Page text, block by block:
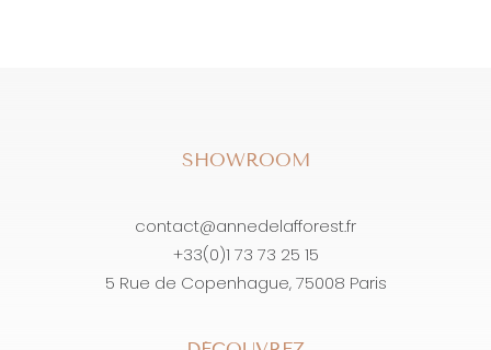
SHOWROOM
contact@annedelafforest.fr
+33(0)1 73 73 25 15
5 Rue de Copenhague, 75008 Paris